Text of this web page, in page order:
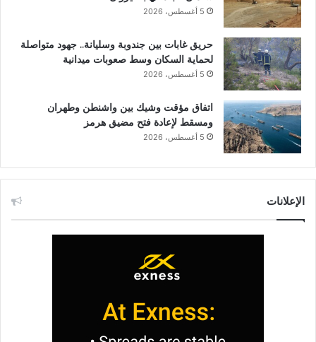
5 أغسطس، 2026
حريق غابات بين جندوبة وسليانة.. جهود متواصلة
لحماية السكان وسط صعوبات ميدانية
5 أغسطس، 2026
اتفاق مؤقت وشيك بين واشنطن وطهران
ومسقط لإعادة فتح مضيق هرمز
5 أغسطس، 2026
الإعلانات